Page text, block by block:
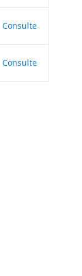
Consulte
Consulte